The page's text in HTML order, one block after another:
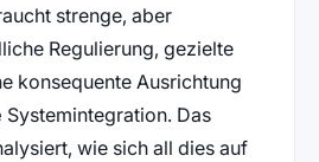
strenge, aber
Regulierung, gezielte
konsequente Ausrichtung
Systemintegration. Das
wie sich all dies auf